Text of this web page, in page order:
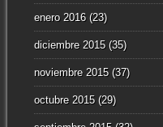
enero 2016(23)
diciembre 2015(35)
noviembre 2015(37)
octubre 2015(29)